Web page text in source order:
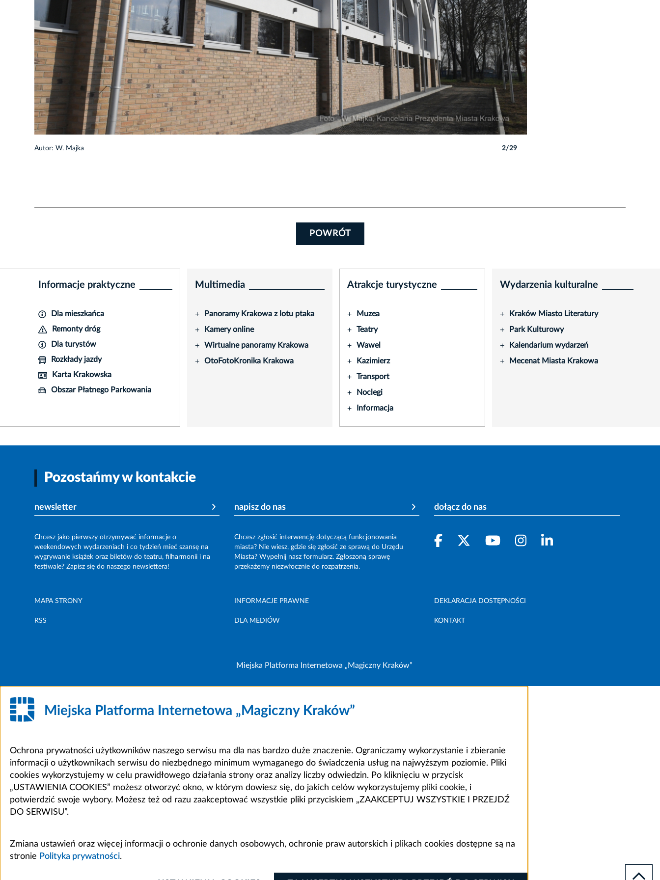
Autor: W. Majka 2/29
POWRÓT
Informacje praktyczne
Dla mieszkańca
Remonty dróg
Dla turystów
Rozkłady jazdy
Karta Krakowska
Obszar Płatnego Parkowania
Multimedia
+ Panoramy Krakowa z lotu ptaka
+ Kamery online
+ Wirtualne panoramy Krakowa
+ OtoFotoKronika Krakowa
Atrakcje turystyczne
+ Muzea
+ Teatry
+ Wawel
+ Kazimierz
+ Transport
+ Noclegi
+ Informacja
Wydarzenia kulturalne
+ Kraków Miasto Literatury
+ Park Kulturowy
+ Kalendarium wydarzeń
+ Mecenat Miasta Krakowa
Pozostańmy w kontakcie
newsletter
Chcesz jako pierwszy otrzymywać informacje o
weekendowych wydarzeniach i co tydzień mieć szansę na
wygrywanie książek oraz biletów do teatru, filharmonii i na
festiwale? Zapisz się do naszego newslettera!
napisz do nas
Chcesz zgłosić interwencję dotyczącą funkcjonowania
miasta? Nie wiesz, gdzie się zgłosić ze sprawą do Urzędu
Miasta? Wypełnij nasz formularz. Zgłoszoną sprawę
przekażemy niezwłocznie do rozpatrzenia.
dołącz do nas
MAPA STRONY INFORMACJE PRAWNE DEKLARACJA DOSTĘPNOŚCI
RSS DLA MEDIÓW KONTAKT
Miejska Platforma Internetowa „Magiczny Kraków”
Miejska Platforma Internetowa „Magiczny Kraków”
Ochrona prywatności użytkowników naszego serwisu ma dla nas bardzo duże znaczenie. Ograniczamy wykorzystanie i zbieranie
informacji o użytkownikach serwisu do niezbędnego minimum wymaganego do świadczenia usług na najwyższym poziomie. Pliki
cookies wykorzystujemy w celu prawidłowego działania strony oraz analizy liczby odwiedzin. Po kliknięciu w przycisk
„USTAWIENIA COOKIES” możesz otworzyć okno, w którym dowiesz się, do jakich celów wykorzystujemy pliki cookie, i
potwierdzić swoje wybory. Możesz też od razu zaakceptować wszystkie pliki przyciskiem „ZAAKCEPTUJ WSZYSTKIE I PRZEJDŹ
DO SERWISU”.
Zmiana ustawień oraz więcej informacji o ochronie danych osobowych, ochronie praw autorskich i plikach cookies dostępne są na
stronie Polityka prywatności.